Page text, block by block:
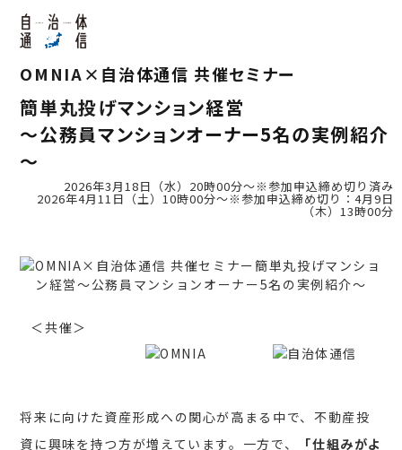
OMNIA×自治体通信 共催セミナー
簡単丸投げマンション経営
～公務員マンションオーナー5名の実例紹介
～
2026年3月18日（水）20時00分～※参加申込締め切り済み
2026年4月11日（土）10時00分～※参加申込締め切り：4月9日
（木）13時00分
＜共催＞
将来に向けた資産形成への関心が高まる中で、不動産投
資に興味を持つ方が増えています。一方で、
「仕組みがよ